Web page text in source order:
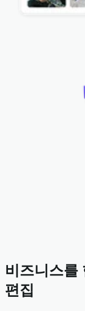
비즈니스를
편집